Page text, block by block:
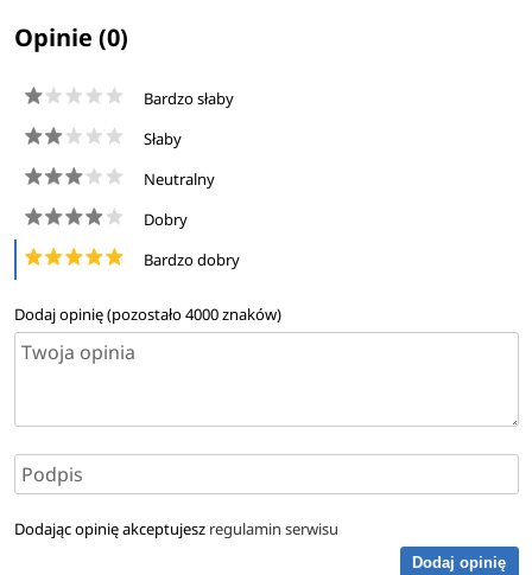
Opinie (0)
Bardzo słaby
Słaby
Neutralny
Dobry
Bardzo dobry
Dodaj opinię (pozostało4000znaków)
Dodając opinię akceptujesz regulamin serwisu
Dodaj opinię